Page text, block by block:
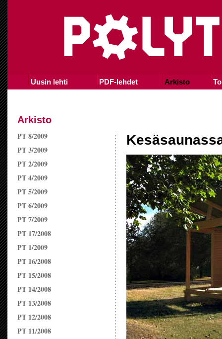
Uusin lehti PDF-lehdet Arkisto
Arkisto
PT 8/2009
PT 3/2009
PT 2/2009
PT 4/2009
PT 5/2009
PT 6/2009
PT 7/2009
PT 17/2008
PT 1/2009
PT 16/2008
PT 15/2008
PT 14/2008
PT 13/2008
PT 12/2008
PT 11/2008